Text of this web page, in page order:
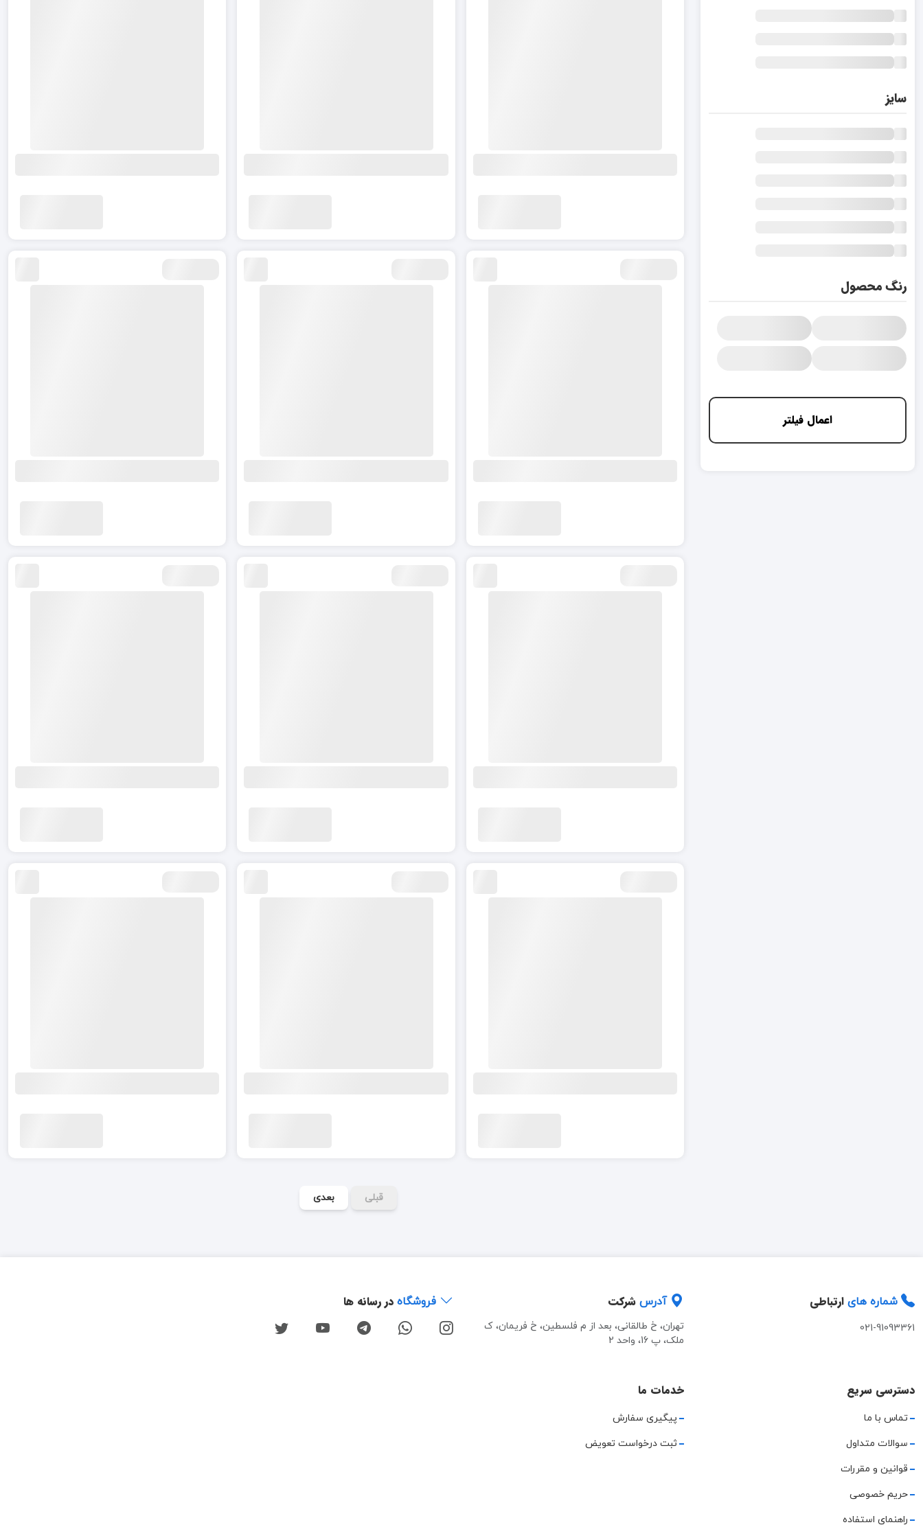
سایز
رنگ محصول
اعمال فیلتر
قبلی بعدی
شماره های ارتباطی
021-91093361
آدرس شرکت
تهران، خ طالقانی، بعد از م فلسطین، خ فریمان، ک
ملک، پ 16، واحد 2
فروشگاه در رسانه ها
دسترسی سریع
تماس با ما
سوالات متداول
قوانین و مقررات
حریم خصوصی
راهنمای استفاده
خدمات ما
پیگیری سفارش
ثبت درخواست تعویض